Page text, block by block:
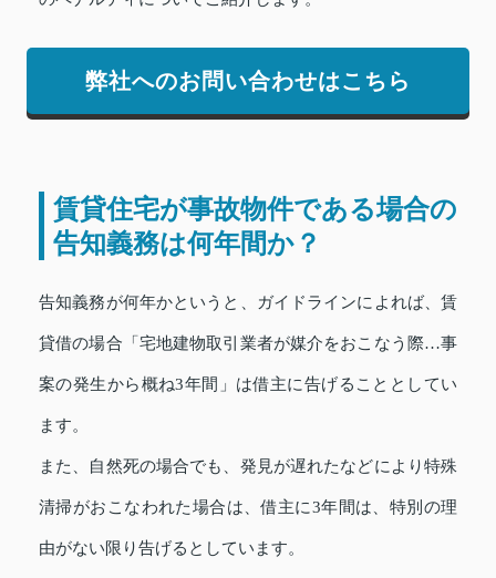
弊社へのお問い合わせはこちら
賃貸住宅が事故物件である場合の
告知義務は何年間か？
告知義務が何年かというと、ガイドラインによれば、賃
貸借の場合「宅地建物取引業者が媒介をおこなう際…事
案の発生から概ね3年間」は借主に告げることとしてい
ます。
また、自然死の場合でも、発見が遅れたなどにより特殊
清掃がおこなわれた場合は、借主に3年間は、特別の理
由がない限り告げるとしています。